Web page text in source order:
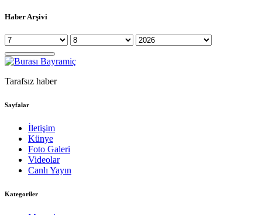
Haber Arşivi
Tarafsız haber
Sayfalar
İletişim
Künye
Foto Galeri
Videolar
Canlı Yayın
Kategoriler